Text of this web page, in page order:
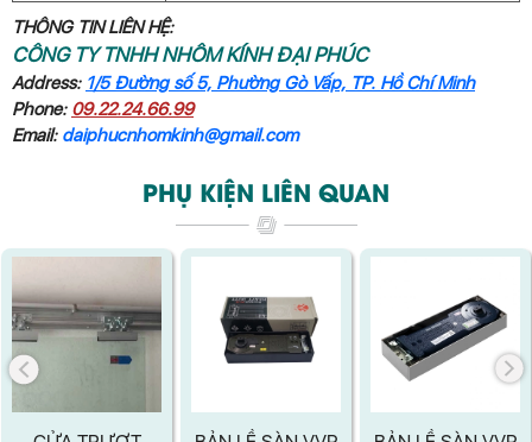
THÔNG TIN LIÊN HỆ:
CÔNG TY TNHH NHÔM KÍNH ĐẠI PHÚC
Address: 1/5 Đường số 5, Phường Gò Vấp, TP. Hồ Chí Minh
Phone: 09.22.24.66.99
Email: daiphucnhomkinh@gmail.com
PHỤ KIỆN LIÊN QUAN